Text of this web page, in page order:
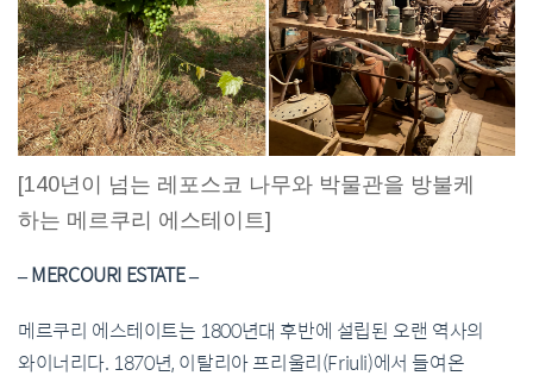
[140년이 넘는 레포스코 나무와 박물관을 방불케
하는 메르쿠리 에스테이트]
– MERCOURI ESTATE –
메르쿠리 에스테이트는 1800년대 후반에 설립된 오랜 역사의
와이너리다. 1870년, 이탈리아 프리울리(Friuli)에서 들여온